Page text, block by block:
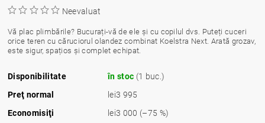
Neevaluat
Vă plac plimbările? Bucurați-vă de ele și cu copilul dvs. Puteți cuceri
orice teren cu căruciorul olandez combinat Koelstra Next. Arată grozav,
este sigur, spațios și complet echipat.
Disponibilitate în stoc (1 buc.)
Preţ normal
lei3 995
Economisiţi
lei3 000 (–75 %)